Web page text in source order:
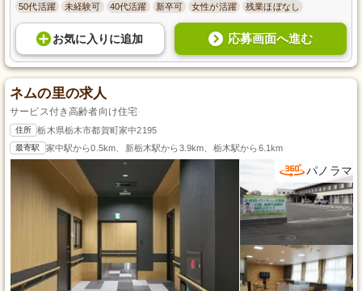
50代活躍 未経験可 40代活躍 新卒可 女性が活躍 残業ほぼなし
お気に入り に追加 応募画面へ進む
ネムの里の求人
サービス付き高齢者向け住宅
住所 栃木県栃木市都賀町家中2195
最寄駅 家中駅から0.5km、新栃木駅から3.9km、栃木駅から6.1km
パノラマ